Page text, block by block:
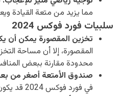
مما يزيد من متعة القيادة
سلبيات فورد فوكس 2024
تخزين المقصورة يمكن أن
المقصورة، إلا أن مساحة
محدودة مقارنة ببعض
صندوق الأمتعة أصغر من
في فورد